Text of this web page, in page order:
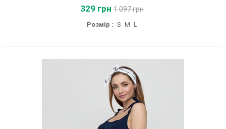
329 грн 1 097 грн
Розмір : S M L